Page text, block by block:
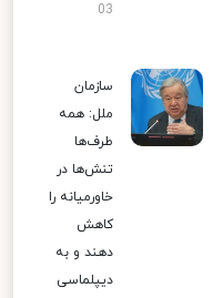
03
سازمان
ملل: همه
طرف‌ها
تنش‌ها در
خاورمیانه را
کاهش
دهند و به
دیپلماسی